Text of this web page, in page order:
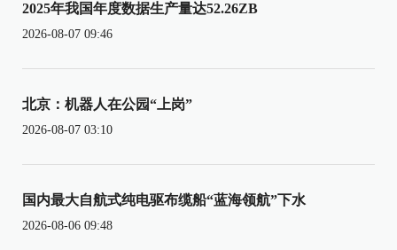
2025年我国年度数据生产量达52.26ZB
2026-08-07 09:46
北京：机器人在公园“上岗”
2026-08-07 03:10
国内最大自航式纯电驱布缆船“蓝海领航”下水
2026-08-06 09:48